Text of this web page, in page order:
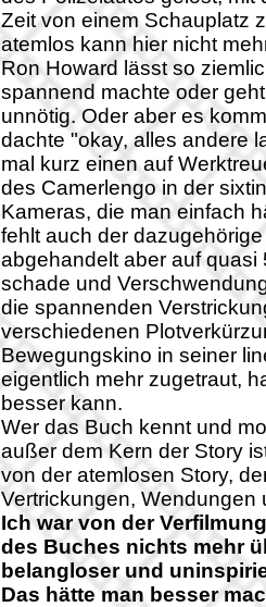
Zeit von einem Schauplatz
atemlos kann hier nicht
Ron Howard lässt so
spannend machte oder
unnötig. Oder aber es
dachte "okay, alles andere
mal kurz einen auf
des Camerlengo in der
Kameras, die man einfach
fehlt auch der
abgehandelt aber auf quasi
schade und
die spannenden
verschiedenen
Bewegungskino in seiner
eigentlich mehr zugetraut,
besser kann.
Wer das Buch kennt und
außer dem Kern der Story
von der atemlosen Story,
Vertrickungen, Wendungen
Ich war von der
des Buches nichts mehr
belangloser und
Das hätte man besser